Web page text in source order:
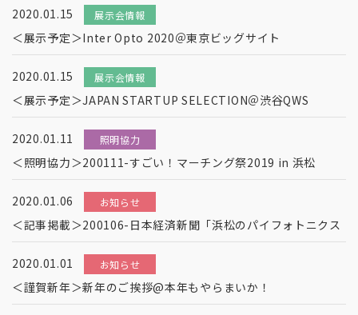
2020.01.15 展示会情報
＜展示予定＞Inter Opto 2020＠東京ビッグサイト
2020.01.15 展示会情報
＜展示予定＞JAPAN STARTUP SELECTION＠渋谷QWS
2020.01.11 照明協力
＜照明協力＞200111-すごい！マーチング祭2019 in 浜松
2020.01.06 お知らせ
＜記事掲載＞200106-日本経済新聞「浜松のパイフォトニクス
2020.01.01 お知らせ
＜謹賀新年＞新年のご挨拶@本年もやらまいか！